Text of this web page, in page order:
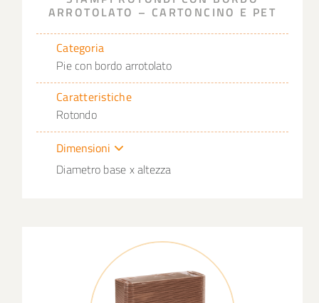
ARROTOLATO – CARTONCINO E PET
Categoria
Pie con bordo arrotolato
Caratteristiche
Rotondo
Dimensioni
Diametro base x altezza